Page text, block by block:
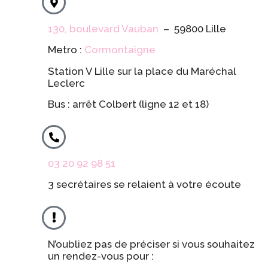
130, boulevard Vauban – 59800 Lille
Metro : Cormontaigne
Station V Lille sur la place du Maréchal
Leclerc
Bus : arrêt Colbert (ligne 12 et 18)
03 20 92 98 51
3 secrétaires se relaient à votre écoute
N’oubliez pas de préciser si vous souhaitez
un rendez-vous pour :